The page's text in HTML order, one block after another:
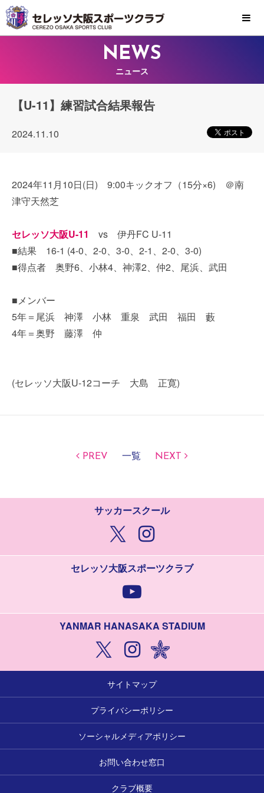
MENU
NEWS
ニュース
【U-11】練習試合結果報告
2024.11.10
2024年11月10日(日) 9:00キックオフ（15分×6) ＠南
津守天然芝
セレッソ大阪U-11
vs 伊丹FC U-11
■結果 16-1 (4-0、2-0、3-0、2-1、2-0、3-0)
■得点者 奥野6、小林4、神澤2、仲2、尾浜、武田
■メンバー
5年＝尾浜 神澤 小林 重泉 武田 福田 藪
4年＝奥野 藤澤 仲
(セレッソ大阪U-12コーチ 大島 正寛)
PREV 一覧 NEXT
サッカースクール
セレッソ大阪スポーツクラブ
YANMAR HANASAKA STADIUM
サイトマップ
プライバシーポリシー
ソーシャルメディアポリシー
お問い合わせ窓口
クラブ概要